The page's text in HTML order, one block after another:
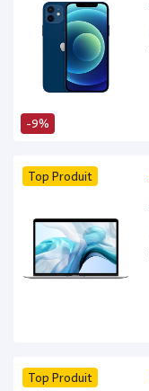
-9%
Top Produit
Top Produit